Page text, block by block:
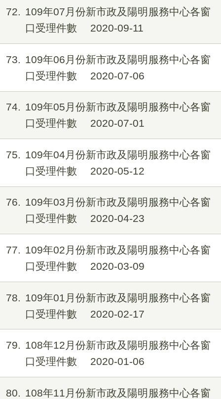
72
109年07月份新市政及陽明服務中心各窗
口受理件數
2020-09-11
73
109年06月份新市政及陽明服務中心各窗
口受理件數
2020-07-06
74
109年05月份新市政及陽明服務中心各窗
口受理件數
2020-07-01
75
109年04月份新市政及陽明服務中心各窗
口受理件數
2020-05-12
76
109年03月份新市政及陽明服務中心各窗
口受理件數
2020-04-23
77
109年02月份新市政及陽明服務中心各窗
口受理件數
2020-03-09
78
109年01月份新市政及陽明服務中心各窗
口受理件數
2020-02-17
79
108年12月份新市政及陽明服務中心各窗
口受理件數
2020-01-06
80
108年11月份新市政及陽明服務中心各窗